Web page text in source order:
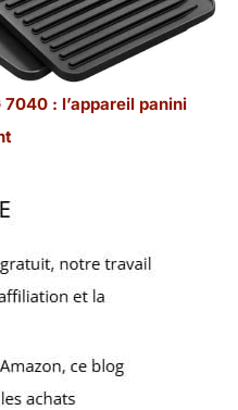
: l’appareil panini